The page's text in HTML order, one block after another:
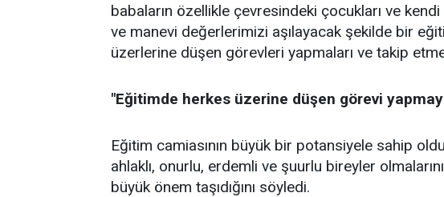
babaların özellikle çevresindeki çocukları ve
ve manevi değerlerimizi aşılayacak şekilde bir
üzerlerine düşen görevleri yapmaları ve takip
"Eğitimde herkes üzerine düşen görevi
Eğitim camiasının büyük bir potansiyele sahip
ahlaklı, onurlu, erdemli ve şuurlu bireyler
büyük önem taşıdığını söyledi.